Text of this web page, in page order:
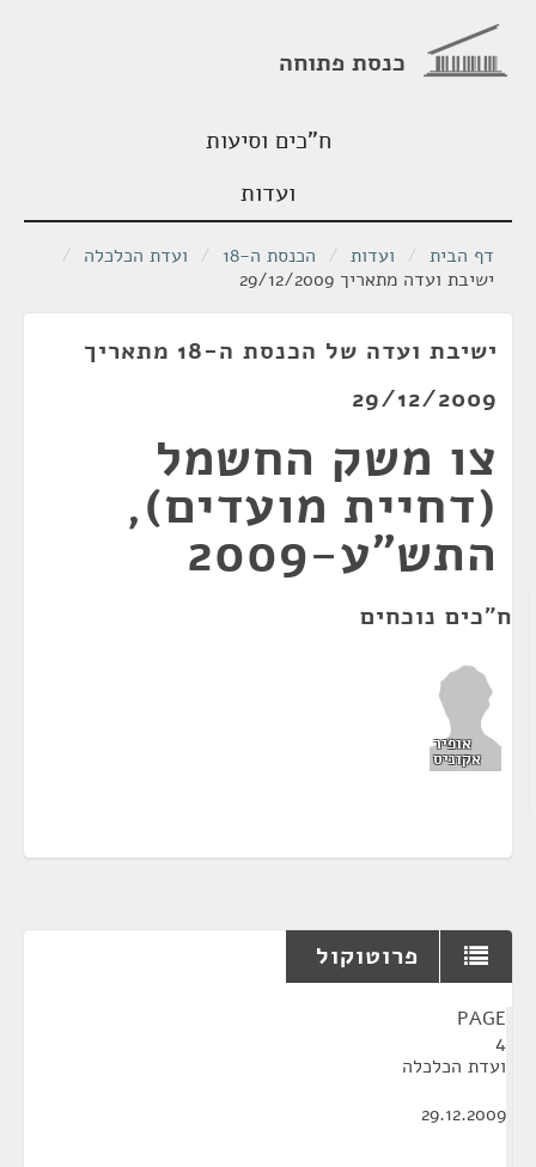
כנסת פתוחה
ח"כים וסיעות
ועדות
דף הבית / ועדות / הכנסת ה-18 / ועדת הכלכלה /
ישיבת ועדה מתאריך 29/12/2009
ישיבת ועדה של הכנסת ה-18 מתאריך
29/12/2009
צו משק החשמל
(דחיית מועדים),
התש"ע-2009
ח"כים נוכחים
אופיר
אקוניס
פרוטוקול
PAGE
4
ועדת הכלכלה
29.12.2009